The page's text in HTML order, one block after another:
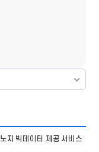
노지 빅데이터 제공 서비스